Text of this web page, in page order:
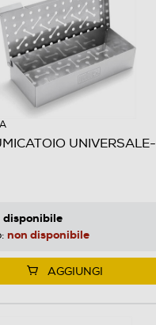
UNIVERSALE-
disponibile
non disponibile
AGGIUNGI